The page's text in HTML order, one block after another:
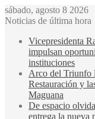
sábado, agosto 8 2026
Noticias de última hora
Vicepresidenta
impulsan
instituciones
Arco del Triunfo
Restauración y
Maguana
De espacio
entrega la nueva